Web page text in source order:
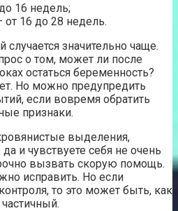
16 недель;
16 до 28 недель.
значительно чаще.
о том, может ли после
остаться беременность?
Но можно предупредить
если вовремя обратить
признаки.
выделения,
и чувствуете себя не очень
вызвать скорую помощь.
исправить. Но если
то это может быть, как